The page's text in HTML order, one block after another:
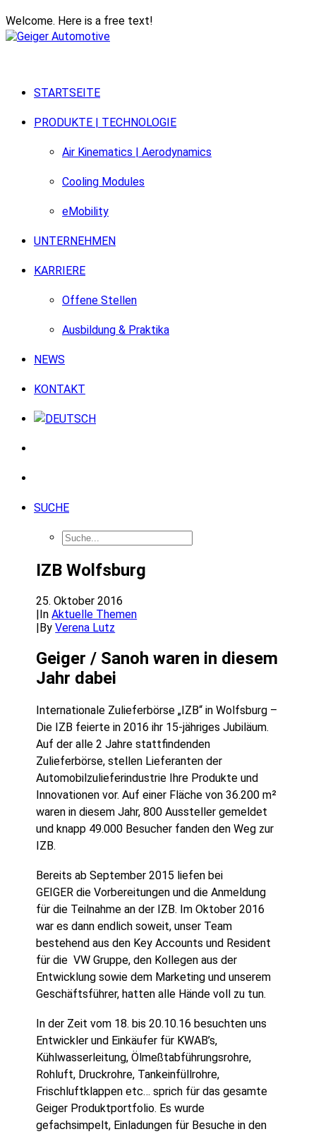
Welcome. Here is a free text!
STARTSEITE
PRODUKTE | TECHNOLOGIE
Air Kinematics | Aerodynamics
Cooling Modules
eMobility
UNTERNEHMEN
KARRIERE
Offene Stellen
Ausbildung & Praktika
NEWS
KONTAKT
SUCHE
IZB Wolfsburg
25. Oktober 2016
|InAktuelle Themen
|ByVerena Lutz
Geiger / Sanoh waren in diesem
Jahr dabei
Internationale Zulieferbörse „IZB“ in Wolfsburg –
Die IZB feierte in 2016 ihr 15-jähriges Jubiläum.
Auf der alle 2 Jahre stattfindenden
Zulieferbörse, stellen Lieferanten der
Automobilzulieferindustrie Ihre Produkte und
Innovationen vor. Auf einer Fläche von 36.200 m²
waren in diesem Jahr, 800 Aussteller gemeldet
und knapp 49.000 Besucher fanden den Weg zur
IZB.
Bereits ab September 2015 liefen bei
GEIGER die Vorbereitungen und die Anmeldung
für die Teilnahme an der IZB. Im Oktober 2016
war es dann endlich soweit, unser Team
bestehend aus den Key Accounts und Resident
für die VW Gruppe, den Kollegen aus der
Entwicklung sowie dem Marketing und unserem
Geschäftsführer, hatten alle Hände voll zu tun.
In der Zeit vom 18. bis 20.10.16 besuchten uns
Entwickler und Einkäufer für KWAB’s,
Kühlwasserleitung, Ölmeßtabführungsrohre,
Rohluft, Druckrohre, Tankeinfüllrohre,
Frischluftklappen etc… sprich für das gesamte
Geiger Produktportfolio. Es wurde
gefachsimpelt, Einladungen für Besuche in den